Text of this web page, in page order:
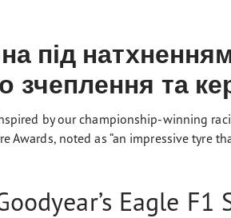
під
зчеплення та
by our championship-winning
Awards, noted as “an impressive tyre
Eagle